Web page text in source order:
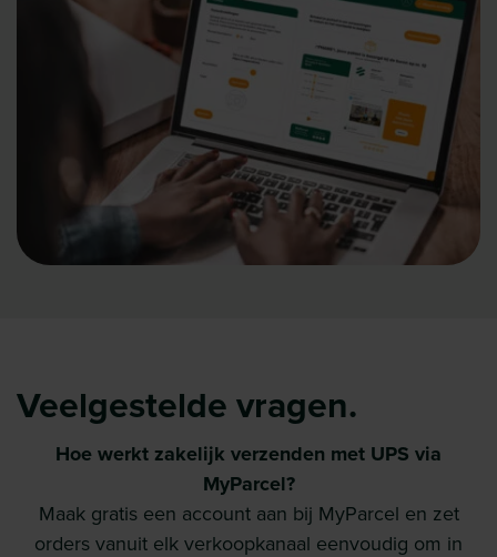
Veelgestelde vragen.
Hoe werkt zakelijk verzenden met UPS via
MyParcel?
Maak gratis een account aan bij MyParcel en zet
orders vanuit elk verkoopkanaal eenvoudig om in